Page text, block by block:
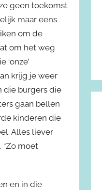
geen toekomst
maar eens
om de
om het weg
krijg je weer
die burgers die
gaan bellen
kinderen die
Alles liever
“Zo moet
en in die